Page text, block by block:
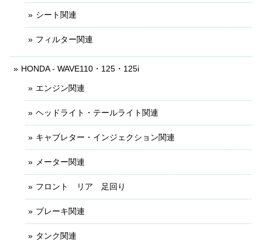
シート関連
フィルター関連
HONDA - WAVE110・125・125i
エンジン関連
ヘッドライト・テールライト関連
キャブレター・インジェクション関連
メーター関連
フロント リア 足回り
ブレーキ関連
タンク関連